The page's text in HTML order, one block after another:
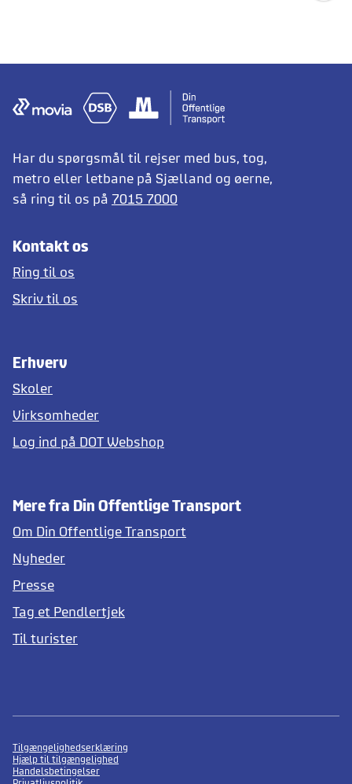
Har du spørgsmål til rejser med bus, tog,
metro eller letbane på Sjælland og øerne,
så ring til os på 7015 7000
Kontakt os
Ring til os
Skriv til os
Erhverv
Skoler
Virksomheder
Log ind på DOT Webshop
Mere fra Din Offentlige Transport
Om Din Offentlige Transport
Nyheder
Presse
Tag et Pendlertjek
Til turister
Tilgængelighedserklæring
Hjælp til tilgængelighed
Handelsbetingelser